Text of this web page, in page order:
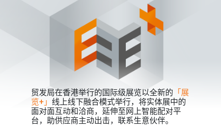
贸发局在香港举行的国际级展览以全新的 「展
览+」 线上线下融合模式举行，将实体展中的
面对面互动和洽商，延伸至网上智能配对平
台，助供应商主动出击，联系生意伙伴。